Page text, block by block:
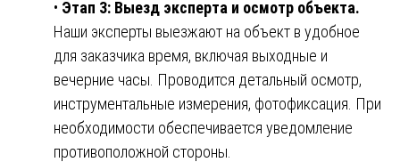
• Этап 3: Выезд эксперта и осмотр объекта.
Наши эксперты выезжают на объект в удобное
для заказчика время, включая выходные и
вечерние часы. Проводится детальный осмотр,
инструментальные измерения, фотофиксация. При
необходимости обеспечивается уведомление
противоположной стороны.